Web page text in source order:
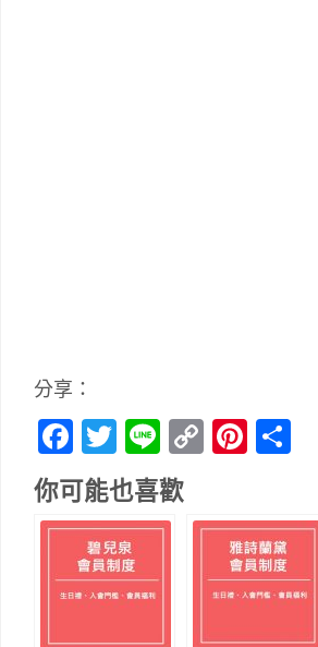
分享：
Facebook
Twitter
LineCopy
你可能也喜歡